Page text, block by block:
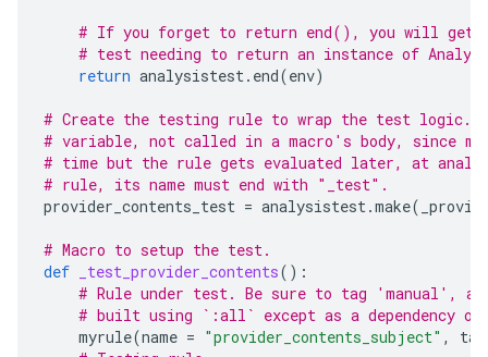
# If you forget to return end(), you will get
# test needing to return an instance of
return analysistest. end(env)
# Create the testing rule to wrap the test logic.
# variable, not called in a macro's body, since
# time but the rule gets evaluated later, at
# rule, its name must end with "_test".
provider_contents_test = analysistest.make(
# Macro to setup the test.
def
_test_provider_contents():
# Rule under test. Be sure to tag 'manual',
# built using `:all` except as a dependency
myrule(name = "provider_contents_subject" ,